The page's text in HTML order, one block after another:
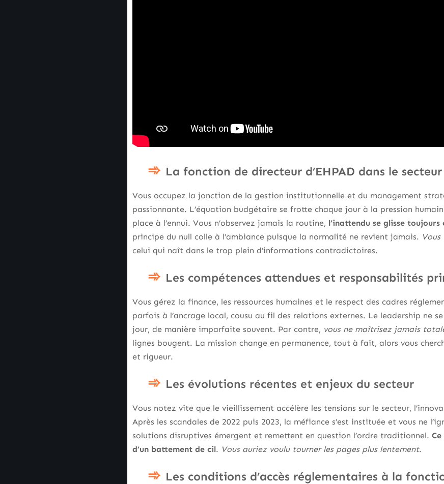
La fonction de directeur d’EHPAD dans le
Vous occupez la jonction de la gestion institutionnelle et du management
passionnante. L’équation budgétaire se frotte chaque jour à la pression
place à l’ennui. Vous n’observez jamais la routine, l’inattendu se glisse
principe du null colle à l’ambiance puisque la normalité ne revient jamais.
celui qui naît dans le trop plein d’informations contradictoires.
Les compétences attendues et responsabilités
Vous gérez la finance, les ressources humaines et le respect des cadres
parfois à l’ancrage local, cousu au fil des relations externes. Le leadership ne
jour, de manière imparfaite souvent. Par contre, vous ne maîtrisez jamais
lignes bougent. La mission change en permanence, tout à fait, alors vous
et rigueur.
Les évolutions récentes et enjeux du secteur
Vous notez vite que le vieillissement accélère les tensions sur le secteur,
Après les scandales de 2022 puis 2023, la méfiance s’est instituée et vous ne
solutions disruptives émergent et remettent en question l’ordre traditionnel.
d’un battement de cil. Vous auriez voulu tourner les pages plus lentement.
Les conditions d’accès réglementaires à la